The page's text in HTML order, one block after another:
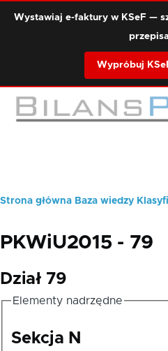
Wystawiaj e-faktury w KSeF —
Wypróbuj
Ścieżka
nawigacyjna
Strona główna Baza wiedzy
PKWiU2015 - 79
Dział 79
Elementy nadrzędne
Sekcja N